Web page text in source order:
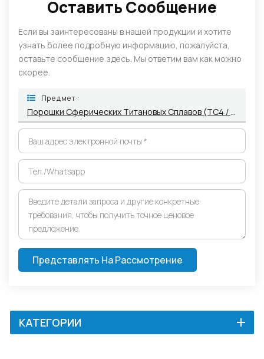
Оставить Сообщение
Если вы заинтересованы в нашей продукции и хотите
узнать более подробную информацию, пожалуйста,
оставьте сообщение здесь. Мы ответим вам как можно
скорее.
Предмет :
Порошки Сферических Титановых Сплавов (TC4 / Ti‑6Al‑4V И Др.)
Представлять На Рассмотрение
КАТЕГОРИИ